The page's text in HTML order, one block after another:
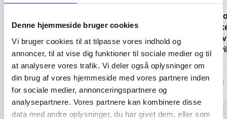
Denne hjemmeside bruger cookies
Vi bruger cookies til at tilpasse vores indhold og
annoncer, til at vise dig funktioner til sociale medier og til
at analysere vores trafik. Vi deler også oplysninger om
din brug af vores hjemmeside med vores partnere inden
for sociale medier, annonceringspartnere og
analysepartnere. Vores partnere kan kombinere disse
data med andre oplysninger, du har givet dem, eller som
vi kan bruge til noget. For klart vores
anbefalinger.”
anonym
sent
igen.”
Svend